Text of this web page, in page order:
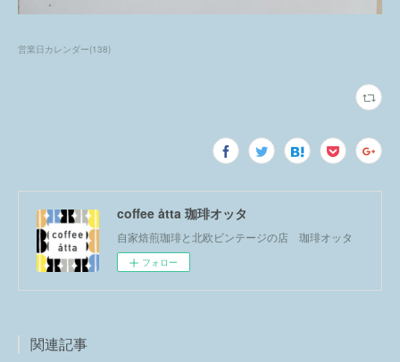
営業日カレンダー(138)
coffee åtta 珈琲オッタ
自家焙煎珈琲と北欧ビンテージの店 珈琲オッタ
フォロー
関連記事